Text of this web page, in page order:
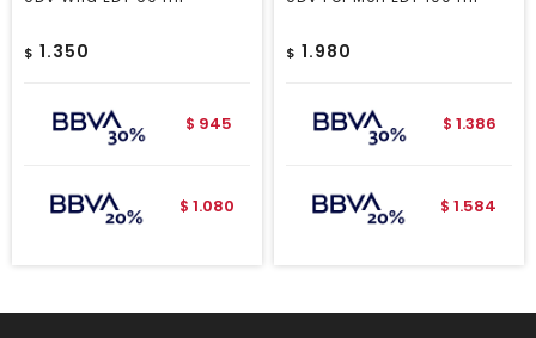
$ 1.350
$ 945
$ 1.080
$ 1.980
$ 1.386
$ 1.584